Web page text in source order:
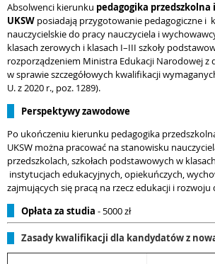
Absolwenci kierunku pedagogika przedszkolna
UKSW posiadają przygotowanie pedagogiczne i
nauczycielskie do pracy nauczyciela i
klasach zerowych i klasach I–III szkoły
rozporządzeniem Ministra Edukacji Narodowej z
w sprawie szczegółowych kwalifikacji
U. z 2020 r., poz. 1289).
Perspektywy zawodowe
Po ukończeniu kierunku pedagogika
UKSW można pracować na stanowisku
przedszkolach, szkołach podstawowych w
instytucjach edukacyjnych, opiekuńczych,
zajmujących się pracą na rzecz edukacji i rozwoju
Opłata za studia - 5000 zł
Zasady kwalifikacji dla kandydatów z